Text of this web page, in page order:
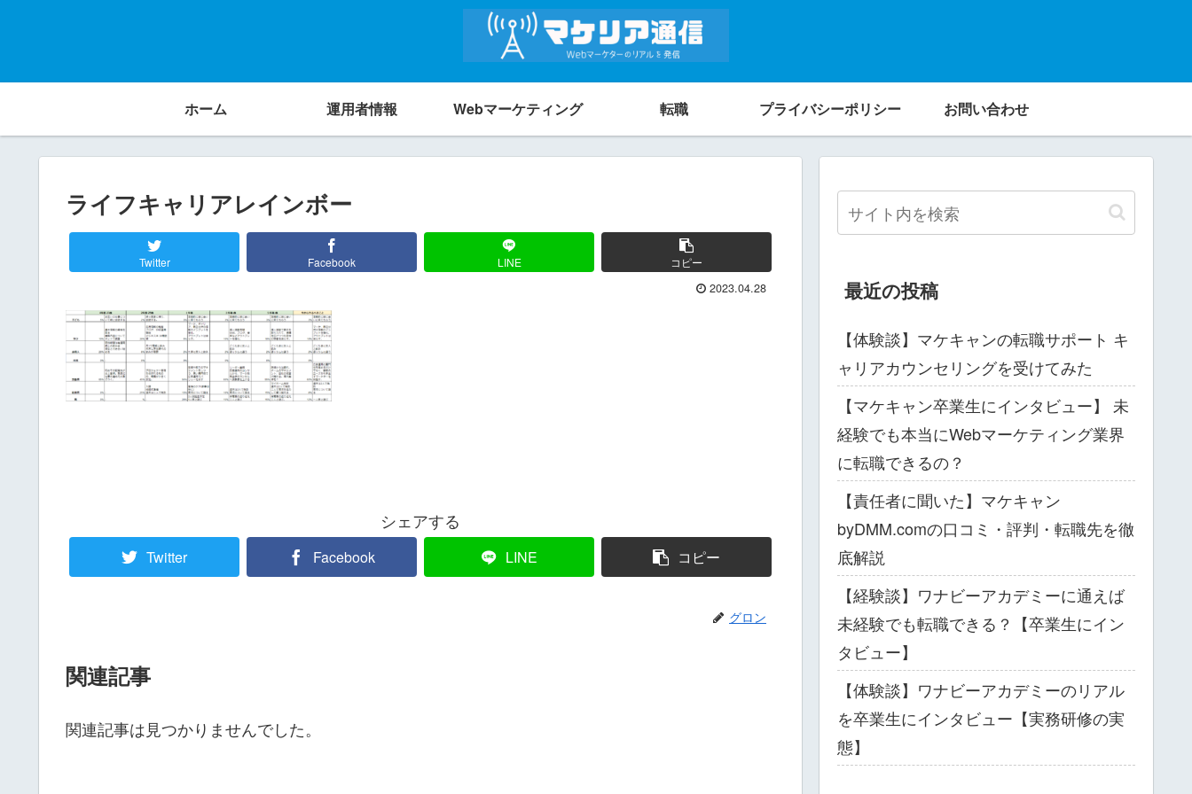
ホーム 運用者情報 Webマーケティング 転職 プライバシーポリシー お問い合わせ
ライフキャリアレインボー
Twitter Facebook LINE コピー
2023.04.28
シェアする
Twitter Facebook LINE コピー
グロン
関連記事
関連記事は見つかりませんでした。
最近の投稿
【体験談】マケキャンの転職サポート キ
ャリアカウンセリングを受けてみた
【マケキャン卒業生にインタビュー】 未
経験でも本当にWebマーケティング業界
に転職できるの？
【責任者に聞いた】マケキャン
byDMM.comの口コミ・評判・転職先を徹
底解説
【経験談】ワナビーアカデミーに通えば
未経験でも転職できる？【卒業生にイン
タビュー】
【体験談】ワナビーアカデミーのリアル
を卒業生にインタビュー【実務研修の実
態】